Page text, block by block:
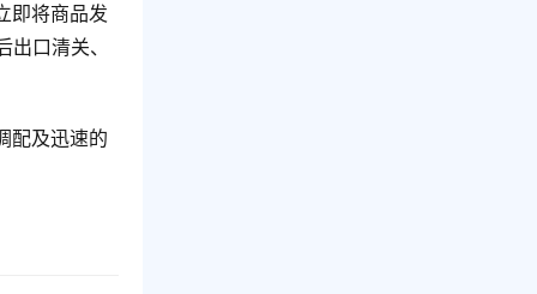
即将商品发
口清关、
配及迅速的